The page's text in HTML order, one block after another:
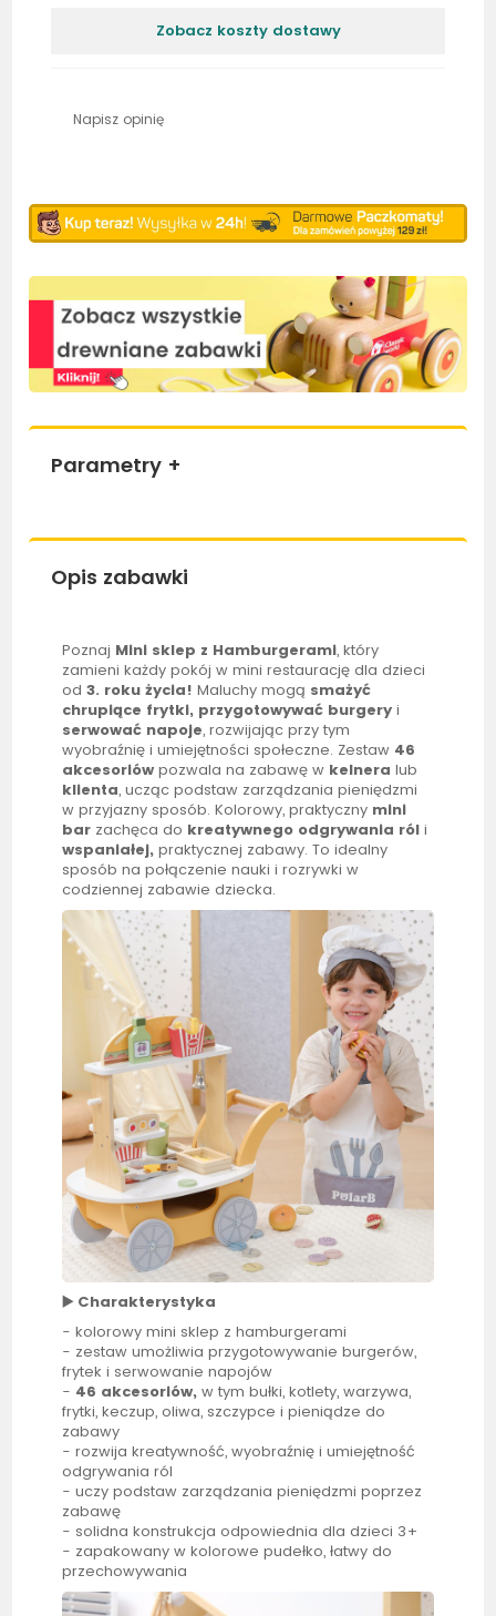
Zobacz koszty dostawy
Napisz opinię
Parametry +
Opis zabawki
Poznaj Mini sklep z Hamburgerami, który
zamieni każdy pokój w mini restaurację dla dzieci
od 3. roku życia! Maluchy mogą smażyć
chrupiące frytki, przygotowywać burgery i
serwować napoje, rozwijając przy tym
wyobraźnię i umiejętności społeczne. Zestaw 46
akcesoriów pozwala na zabawę w kelnera lub
klienta, ucząc podstaw zarządzania pieniędzmi
w przyjazny sposób. Kolorowy, praktyczny mini
bar zachęca do kreatywnego odgrywania ról i
wspaniałej, praktycznej zabawy. To idealny
sposób na połączenie nauki i rozrywki w
codziennej zabawie dziecka.
▶️ Charakterystyka
- kolorowy mini sklep z hamburgerami
- zestaw umożliwia przygotowywanie burgerów,
frytek i serwowanie napojów
- 46 akcesoriów, w tym bułki, kotlety, warzywa,
frytki, keczup, oliwa, szczypce i pieniądze do
zabawy
- rozwija kreatywność, wyobraźnię i umiejętność
odgrywania ról
- uczy podstaw zarządzania pieniędzmi poprzez
zabawę
- solidna konstrukcja odpowiednia dla dzieci 3+
- zapakowany w kolorowe pudełko, łatwy do
przechowywania